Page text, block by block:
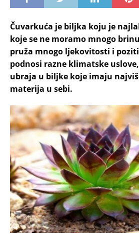
Čuvarkuća je biljka koju je
koje se ne moramo mnogo
pruža mnogo ljekovitosti i
podnosi razne klimatske
ubraja u biljke koje imaju
materija u sebi.